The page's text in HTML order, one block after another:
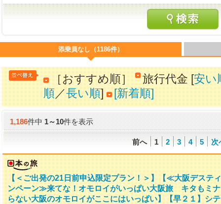
添乗員なし（1186件）
［おすすめ順］ 旅行代金 [安い
順／長い順] [新着順]
1,186件中1～10件を表示
前へ 1 2 3 4 5 次
【＜ご出発の21日前申込限定プラン！＞】【≪大阪デステ
ンペーン≫来てな！オモロイがいっぱい大阪旅 キタもミ
らない大阪のオモロイがここにはいっぱい】【早２１】